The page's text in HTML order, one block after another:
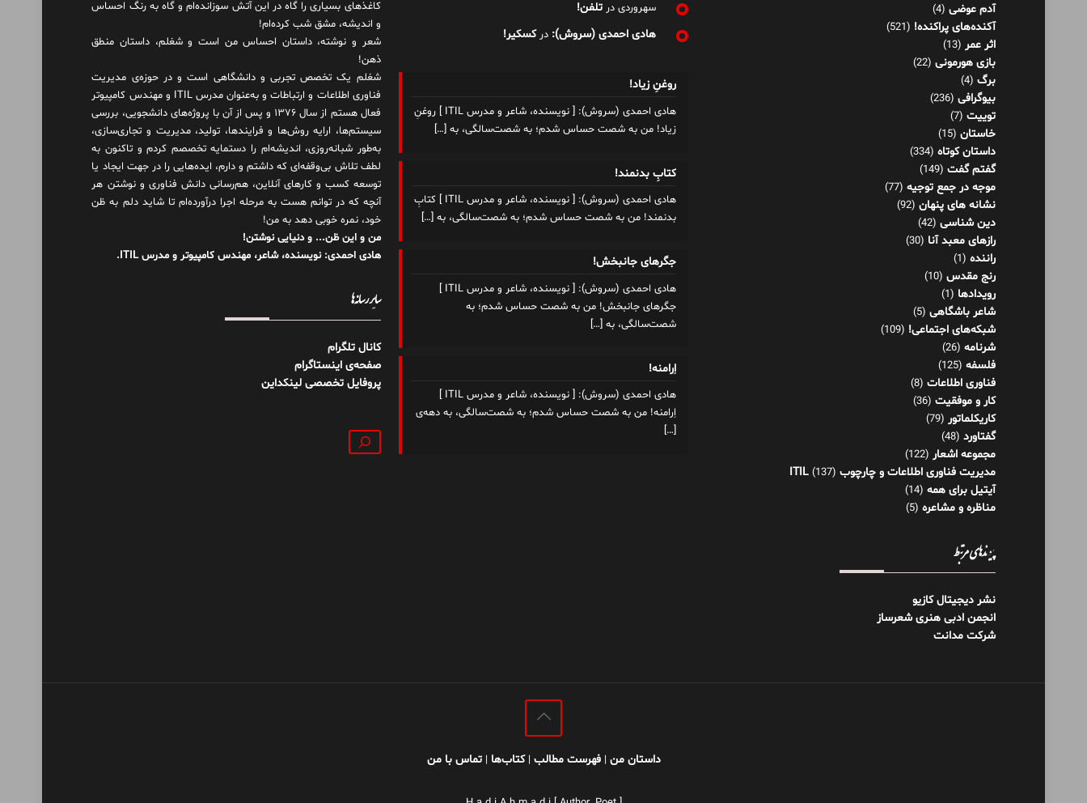
آدم عوضی (4)
آکنده‌های پراکنده! (521)
اثر عمر (13)
بازی هورمونی (22)
برگ (4)
بیوگرافی (236)
توییت (7)
خاستان (15)
داستان کوتاه (334)
گفتم گفت (149)
موجه در جمع توجیه (77)
نشانه های پنهان (92)
دین شناسی (42)
رازهای معبد آنا (30)
راننده (1)
رنج مقدس (10)
رویدادها (1)
شاعر باشگاهی (5)
شبکه‌های اجتماعی! (109)
شرنامه (26)
فلسفه (125)
فناوری اطلاعات (8)
کار و موفقیت (36)
کاریکلماتور (79)
گفتاورد (48)
مجموعه اشعار (122)
مدیریت فناوری اطلاعات و چارچوب ITIL (137)
آیتیل برای همه (14)
مناظره و مشاعره (5)
پیوندهای مرتبط
نشر دیجیتال کازیو
انجمن ادبی هنری شعرساز
شرکت مدانت
سهروردی درتلفن!
هادی احمدی (سروش): درکسکیر!
روغنِ زیاد!
هادی احمدی (سروش): [ نویسنده، شاعر و مدرس ITIL ] روغنِ
زیاد! من به شصت حساس شدم؛ به شصت‌سالگی، به […]
کتابِ بدنمند!
هادی احمدی (سروش): [ نویسنده، شاعر و مدرس ITIL ] کتابِ
بدنمند! من به شصت حساس شدم؛ به شصت‌سالگی، به […]
جگرهای جانبخش!
هادی احمدی (سروش): [ نویسنده، شاعر و مدرس ITIL ]
جگرهای جانبخش! من به شصت حساس شدم؛ به
شصت‌سالگی، به […]
اِرامنه!
هادی احمدی (سروش): [ نویسنده، شاعر و مدرس ITIL ]
اِرامنه! من به شصت حساس شدم؛ به شصت‌سالگی، به دهه‌ی
[…]
کاغذهای بسیاری را گاه در این آتش سوزانده‌ام و گاه به رنگ احساس
و اندیشه، مشق شب کرده‌ام!
شعر و نوشته، داستان احساس من است و شغلم، داستان منطق
ذهن!
شغلم یک تخصص تجربی و دانشگاهی است و در حوزه‌ی مدیریت
فناوری اطلاعات و ارتباطات و به‌عنوان مدرس ITIL و مهندس کامپیوتر
فعال هستم از سال ۱۳۷۶ و پس از آن با پروژه‌های دانشجویی، بررسی
سیستم‌ها، ارایه روش‌ها و فرایندها، تولید، مدیریت و تجاری‌سازی،
به‌طور شبانه‌روزی، اندیشه‌ام را دستمایه تخصصم کردم و تاکنون به
لطف تلاش بی‌وقفه‌ای که داشتم و دارم، اید‌ه‌هایی را در جهت ایجاد یا
توسعه کسب و کارهای آنلاین، هم‌رسانی دانش فناوری و نوشتن هر
آنچه که در توانم هست به مرحله اجرا درآورده‌ام تا شاید دلم به ظن
خود، نمره خوبی دهد به من!
من و این ظن... و دنیایی نوشتن!
هادی احمدی: نویسنده، شاعر، مهندس کامپیوتر و مدرس ITIL.
سایر رسانه‌ها
کانال تلگرام
صفحه‌ی اینستاگرام
پروفایل تخصصی لینکداین
جستجو
داستان من |فهرست مطالب |کتاب‌ها |تماس با من